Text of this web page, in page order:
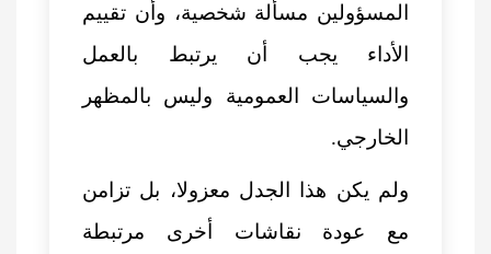
المسؤولين مسألة شخصية، وأن تقييم
الأداء يجب أن يرتبط بالعمل
والسياسات العمومية وليس بالمظهر
الخارجي.
ولم يكن هذا الجدل معزولا، بل تزامن
مع عودة نقاشات أخرى مرتبطة